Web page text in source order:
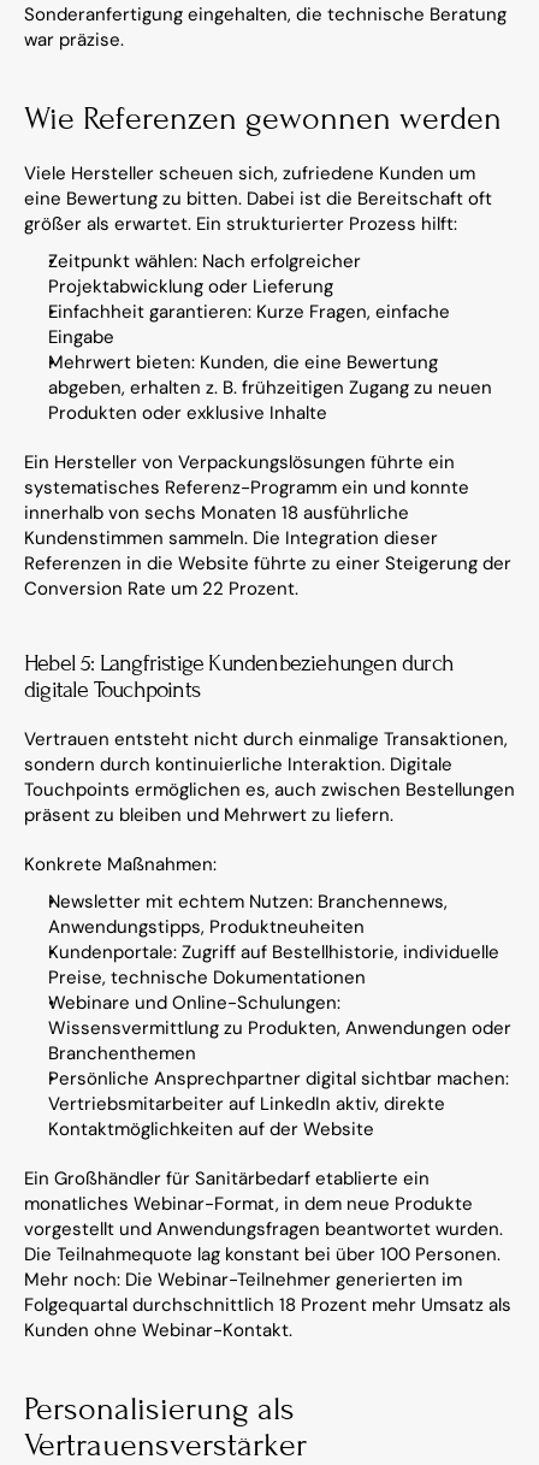
Sonderanfertigung eingehalten, die technische Beratung
war präzise.
Wie Referenzen gewonnen werden
Viele Hersteller scheuen sich, zufriedene Kunden um
eine Bewertung zu bitten. Dabei ist die Bereitschaft oft
größer als erwartet. Ein strukturierter Prozess hilft:
Zeitpunkt wählen: Nach erfolgreicher
Projektabwicklung oder Lieferung
Einfachheit garantieren: Kurze Fragen, einfache
Eingabe
Mehrwert bieten: Kunden, die eine Bewertung
abgeben, erhalten z. B. frühzeitigen Zugang zu neuen
Produkten oder exklusive Inhalte
Ein Hersteller von Verpackungslösungen führte ein
systematisches Referenz-Programm ein und konnte
innerhalb von sechs Monaten 18 ausführliche
Kundenstimmen sammeln. Die Integration dieser
Referenzen in die Website führte zu einer Steigerung der
Conversion Rate um 22 Prozent.
Hebel 5: Langfristige Kundenbeziehungen durch
digitale Touchpoints
Vertrauen entsteht nicht durch einmalige Transaktionen,
sondern durch kontinuierliche Interaktion. Digitale
Touchpoints ermöglichen es, auch zwischen Bestellungen
präsent zu bleiben und Mehrwert zu liefern.
Konkrete Maßnahmen:
Newsletter mit echtem Nutzen: Branchennews,
Anwendungstipps, Produktneuheiten
Kundenportale: Zugriff auf Bestellhistorie, individuelle
Preise, technische Dokumentationen
Webinare und Online-Schulungen:
Wissensvermittlung zu Produkten, Anwendungen oder
Branchenthemen
Persönliche Ansprechpartner digital sichtbar machen:
Vertriebsmitarbeiter auf LinkedIn aktiv, direkte
Kontaktmöglichkeiten auf der Website
Ein Großhändler für Sanitärbedarf etablierte ein
monatliches Webinar-Format, in dem neue Produkte
vorgestellt und Anwendungsfragen beantwortet wurden.
Die Teilnahmequote lag konstant bei über 100 Personen.
Mehr noch: Die Webinar-Teilnehmer generierten im
Folgequartal durchschnittlich 18 Prozent mehr Umsatz als
Kunden ohne Webinar-Kontakt.
Personalisierung als
Vertrauensverstärker